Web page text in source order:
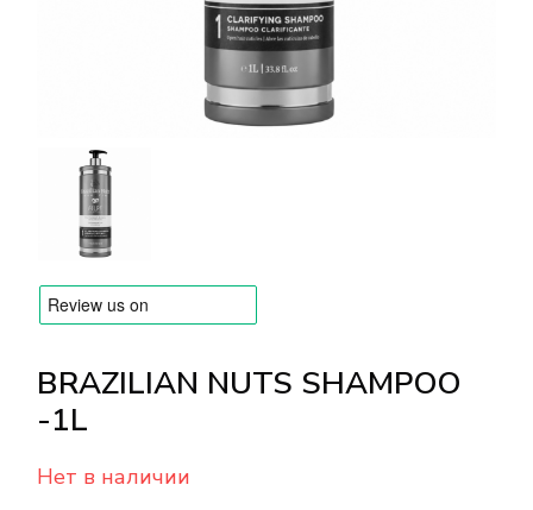
Оплата и доставка
Часто задаваемые вопросы
Контакты
BRAZILIAN NUTS SHAMPOO
-1L
Нет в наличии